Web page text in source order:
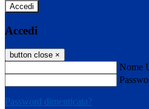
Accedi
Accedi
button close ×
Nome
Password dimenticata?